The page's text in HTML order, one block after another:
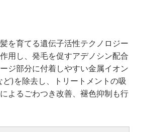
を育てる遺伝子活性テクノロジー
用し、発毛を促すアデノシン配合
ジ部分に付着しやすい金属イオン
)を除去し、トリートメントの吸
よるごわつき改善、褪色抑制も行